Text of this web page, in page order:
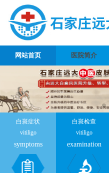
网站首页 医院简介
白斑症状
vitiligo
symptoms
白斑检查
vitiligo
examination